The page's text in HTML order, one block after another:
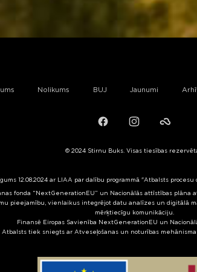
Nolikums BUJ Jaunumi
FacebookInstagramFailiem.lv
© 2024 Stirnu Buks. Visas tiesības
12.08.2024 ar LIAA par dalību programmā "Atbalsts
fonda “NextGenerationEU” un Nacionālās attīstības
pieejamību, vienlaikus integrējot datu analīzes un digitālā
mērķtiecīgu komunikāciju.
Finansē Eiropas Savienība NextGenerationEU un
Atbalsts tiek sniegts ar Atveseļošanas un noturības